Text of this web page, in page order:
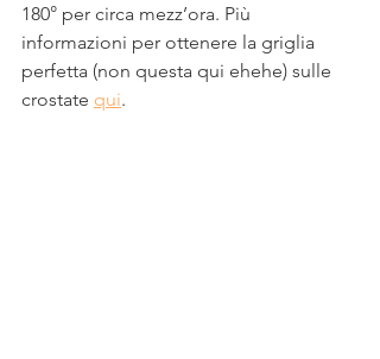
180° per circa mezz’ora. Più
informazioni per ottenere la griglia
perfetta (non questa qui ehehe) sulle
crostate qui.